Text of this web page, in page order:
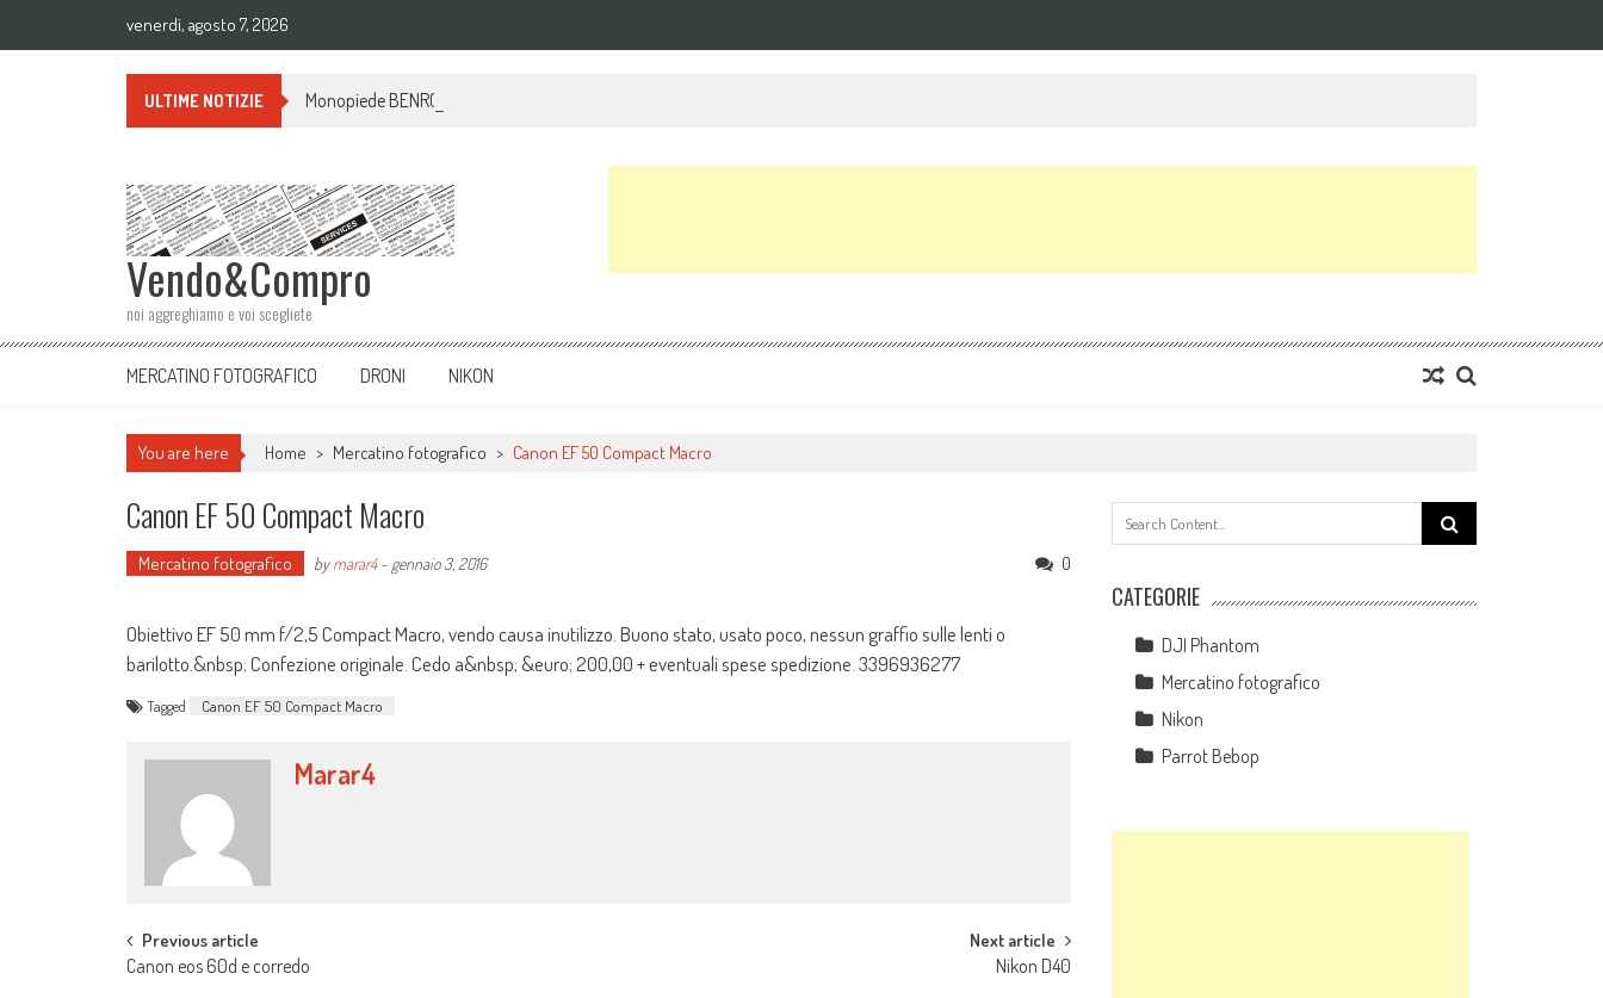
venerdì, agosto 7, 2026
ULTIME NOTIZIE Monopiede BENRO A38TD ALLUMINIUM + testa video S2
Vendo&Compro
noi aggreghiamo e voi scegliete
MERCATINO FOTOGRAFICO DRONI NIKON
You are here Home > Mercatino fotografico > Canon EF 50 Compact Macro
Canon EF 50 Compact Macro
Mercatino fotografico bymarar4- gennaio 3, 2016 0
Obiettivo EF 50 mm f/2,5 Compact Macro, vendo causa inutilizzo. Buono stato, usato poco, nessun graffio sulle lenti o
barilotto.&nbsp; Confezione originale. Cedo a&nbsp; &euro; 200,00 + eventuali spese spedizione. 3396936277
Tagged Canon EF 50 Compact Macro
Marar4
Post navigation
Previous article
Canon eos 60d e corredo
Next article
Nikon D40
Search
for:
CATEGORIE
DJI Phantom
Mercatino fotografico
Nikon
Parrot Bebop